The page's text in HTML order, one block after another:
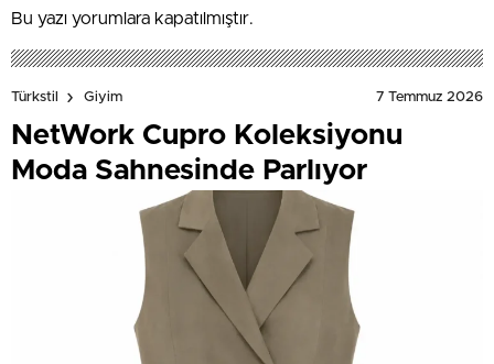
Bu yazı yorumlara kapatılmıştır.
Türkstil Giyim 7 Temmuz 2026
NetWork Cupro Koleksiyonu
Moda Sahnesinde Parlıyor